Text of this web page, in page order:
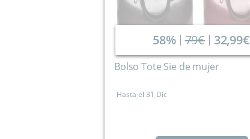
58% 79€ 32,99€
Bolso Tote Sie de mujer
Hasta el 31 Dic